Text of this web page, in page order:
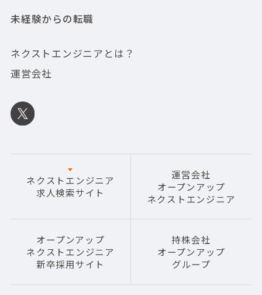
未経験からの転職
ネクストエンジニアとは？
運営会社
ネクストエンジニア
求人検索サイト
運営会社
オープンアップ
ネクストエンジニア
オープンアップ
ネクストエンジニア
新卒採用サイト
持株会社
オープンアップ
グループ